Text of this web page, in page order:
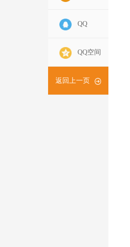
QQ
QQ空间
返回上一页